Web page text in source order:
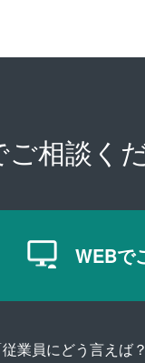
ご相談く
WEBで
業員にどう言えば